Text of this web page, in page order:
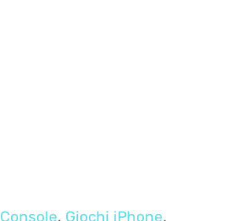
Console, Giochi iPhone,